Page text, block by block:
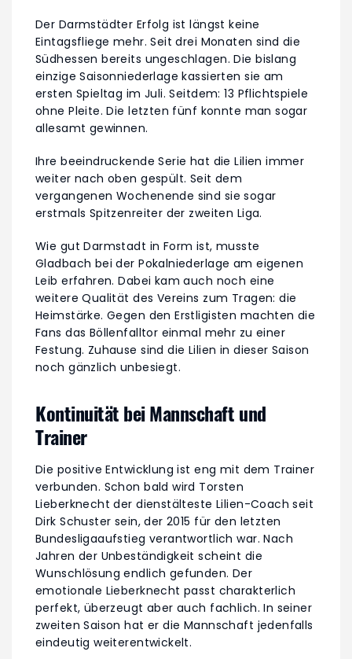
Der Darmstädter Erfolg ist längst keine
Eintagsfliege mehr. Seit drei Monaten sind die
Südhessen bereits ungeschlagen. Die bislang
einzige Saisonniederlage kassierten sie am
ersten Spieltag im Juli. Seitdem: 13 Pflichtspiele
ohne Pleite. Die letzten fünf konnte man sogar
allesamt gewinnen.
Ihre beeindruckende Serie hat die Lilien immer
weiter nach oben gespült. Seit dem
vergangenen Wochenende sind sie sogar
erstmals Spitzenreiter der zweiten Liga.
Wie gut Darmstadt in Form ist, musste
Gladbach bei der Pokalniederlage am eigenen
Leib erfahren. Dabei kam auch noch eine
weitere Qualität des Vereins zum Tragen: die
Heimstärke. Gegen den Erstligisten machten die
Fans das Böllenfalltor einmal mehr zu einer
Festung. Zuhause sind die Lilien in dieser Saison
noch gänzlich unbesiegt.
Kontinuität bei Mannschaft und
Trainer
Die positive Entwicklung ist eng mit dem Trainer
verbunden. Schon bald wird Torsten
Lieberknecht der dienstälteste Lilien-Coach seit
Dirk Schuster sein, der 2015 für den letzten
Bundesligaaufstieg verantwortlich war. Nach
Jahren der Unbeständigkeit scheint die
Wunschlösung endlich gefunden. Der
emotionale Lieberknecht passt charakterlich
perfekt, überzeugt aber auch fachlich. In seiner
zweiten Saison hat er die Mannschaft jedenfalls
eindeutig weiterentwickelt.